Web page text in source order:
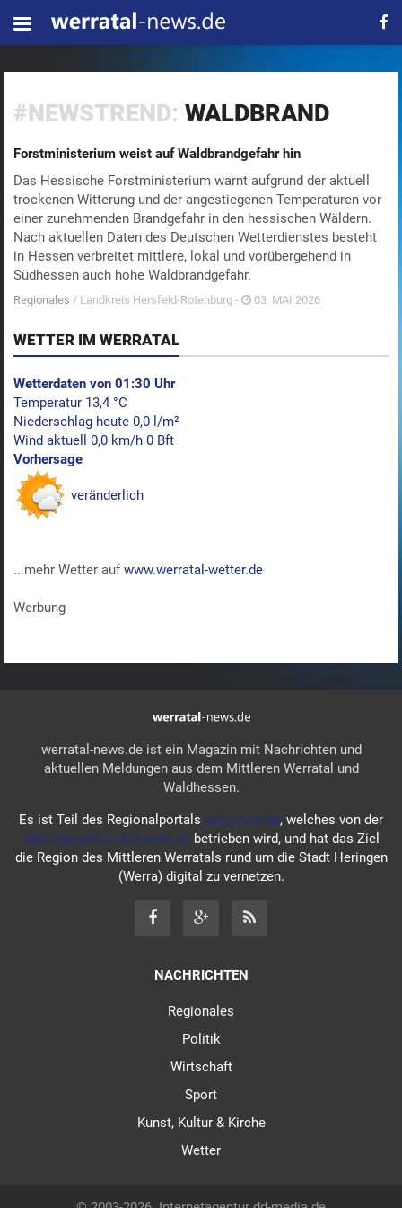
#NEWSTREND: WALDBRAND
Forstministerium weist auf Waldbrandgefahr hin
Das Hessische Forstministerium warnt aufgrund der aktuell
trockenen Witterung und der angestiegenen Temperaturen vor
einer zunehmenden Brandgefahr in den hessischen Wäldern.
Nach aktuellen Daten des Deutschen Wetterdienstes besteht
in Hessen verbreitet mittlere, lokal und vorübergehend in
Südhessen auch hohe Waldbrandgefahr.
Regionales / Landkreis Hersfeld-Rotenburg - 03. MAI 2026
WETTER IM WERRATAL
Wetterdaten von 01:30 Uhr
Temperatur 13,4 °C
Niederschlag heute 0,0 l/m²
Wind aktuell 0,0 km/h 0 Bft
Vorhersage
veränderlich
...mehr Wetter aufwww.werratal-wetter.de
Werbung
werratal-news.de ist ein Magazin mit Nachrichten und
aktuellen Meldungen aus dem Mittleren Werratal und
Waldhessen.
Es ist Teil des Regionalportals werraweb.de, welches von der
Internetagentur dd-media.debetrieben wird, und hat das Ziel
die Region des Mittleren Werratals rund um die Stadt Heringen
(Werra) digital zu vernetzen.
NACHRICHTEN
Regionales
Politik
Wirtschaft
Sport
Kunst, Kultur & Kirche
Wetter